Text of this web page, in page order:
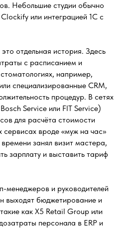
Небольшие студии обычно
или интеграцией 1С с
отдельная история. Здесь
с расписанием и
например,
специализированные CRM,
процедур. В сетях
Service или FIT Service)
для расчёта стоимости
вроде «муж на час»
занял визит мастера,
зарплату и выставить тариф
менеджеров и руководителей
выходят бюджетирование и
как X5 Retail Group или
персонала в ERP и